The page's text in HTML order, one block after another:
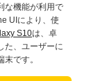
な機能が利用で
UIにより、使
S10は、卓
た、ユーザーに
です。